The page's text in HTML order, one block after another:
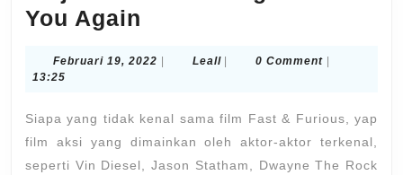
You Again
Lagu
You
Again
Februari 19, 2022 FebruariLeallLeall 0 Comment
13:25
Siapa yang tidak kenal sama film Fast & Furious, yap
film aksi yang dimainkan oleh aktor-aktor terkenal,
seperti Vin Diesel, Jason Statham, Dwayne The Rock